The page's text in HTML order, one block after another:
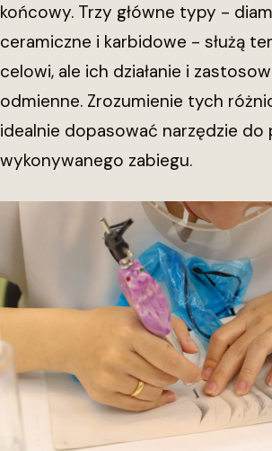
końcowy. Trzy główne typy -
ceramiczne i karbidowe - służą
celowi, ale ich działanie i
odmienne. Zrozumienie tych
idealnie dopasować narzędzie
wykonywanego zabiegu.